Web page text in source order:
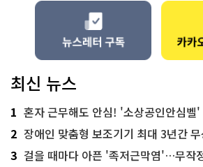
최신 뉴스
1 혼자 근무해도 안심! '소상공인안심벨
2 장애인 맞춤형 보조기기 최대 3년간 무상
3 걸을 때마다 아픈 '족저근막염'…무작정 참지